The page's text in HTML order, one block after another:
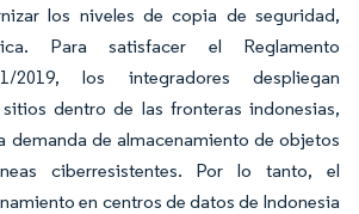
los niveles de copia de seguridad,
Para satisfacer el Reglamento
2019, los integradores despliegan
dentro de las fronteras indonesias,
demanda de almacenamiento de objetos
ciberresistentes. Por lo tanto, el
en centros de datos de Indonesia